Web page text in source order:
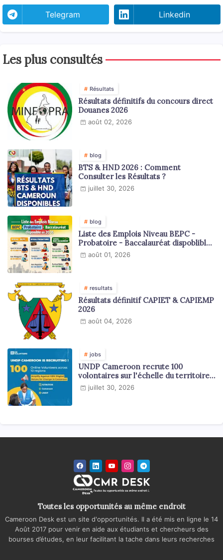
Telegram Linkedin
Les plus consultés
Résultats
Résultats définitifs du concours direct
Douanes 2026
août 02, 2026
blog
BTS & HND 2026 : Comment
Consulter les Résultats ?
juillet 30, 2026
blog
Liste des Emplois Niveau BEPC -
Probatoire - Baccalauréat dispoblible
en 2026
août 01, 2026
resultats
Résultats définitif CAPIET & CAPIEMP
2026
août 04, 2026
jobs
UNDP Cameroon recrute 100
volontaires sur l'échelle du territoire
national
juillet 30, 2026
Toutes les opportunités au même endroit
Cameroon Desk est un site d'opportunités. Il a été mis en ligne le 14
Août 2017 pour venir en aide aux étudiants et chercheurs des
bourses d’études, en leur facilitant la tache dans leurs recherches